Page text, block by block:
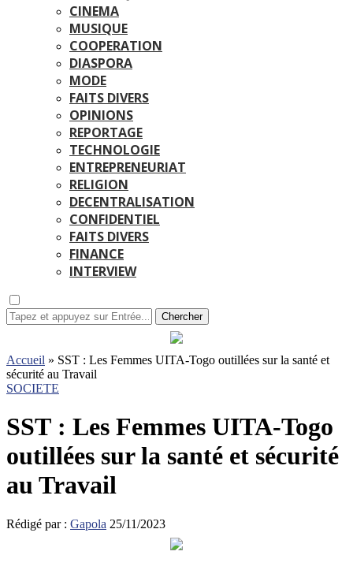
CINEMA
MUSIQUE
COOPERATION
DIASPORA
MODE
FAITS DIVERS
OPINIONS
REPORTAGE
TECHNOLOGIE
ENTREPRENEURIAT
RELIGION
DECENTRALISATION
CONFIDENTIEL
FAITS DIVERS
FINANCE
INTERVIEW
Chercher
Accueil » SST : Les Femmes UITA-Togo outillées sur la santé et
sécurité au Travail
SOCIETE
SST : Les Femmes UITA-Togo
outillées sur la santé et sécurité
au Travail
Rédigé par : Gapola 25/11/2023